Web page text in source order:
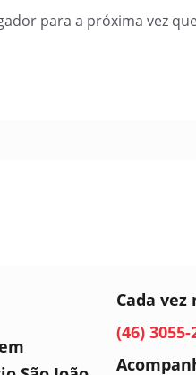
para a próxima vez
Cada
(46) 3055-